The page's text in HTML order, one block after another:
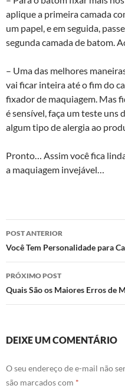
aplique a primeira camada
um papel, e em seguida,
segunda camada de batom.
– Uma das melhores
vai ficar inteira até o fim do
fixador de maquiagem. Mas
é sensível, faça um teste uns
algum tipo de alergia ao
Pronto… Assim você fica
a maquiagem invejável…
Navegação
de
posts
POST ANTERIOR
Você Tem Personalidade para
PRÓXIMO POST
Quais São os Maiores Erros de
DEIXE UM COMENTÁRIO
O seu endereço de e-mail não
são marcados com *